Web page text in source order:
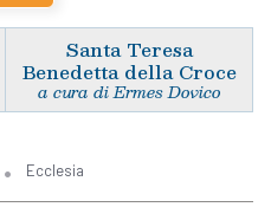
Santa Teresa
Benedetta della Croce
a cura di Ermes Dovico
Ecclesia